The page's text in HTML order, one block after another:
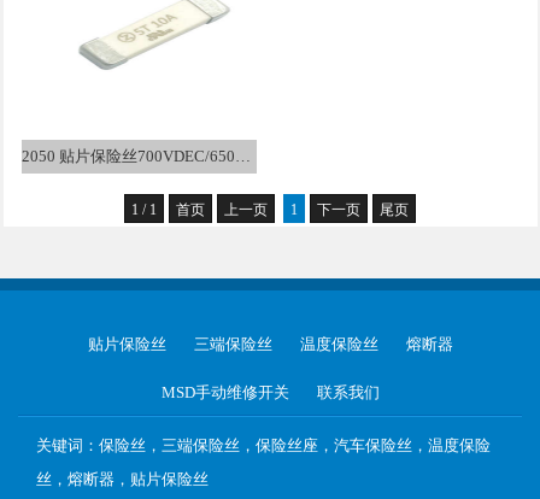
2050 贴片保险丝700VDEC/650VAC/600V/500V
1 / 1 首页 上一页 1 下一页 尾页
贴片保险丝 三端保险丝 温度保险丝 熔断器
MSD手动维修开关 联系我们
关键词：保险丝，三端保险丝，保险丝座，汽车保险丝，温度保险
丝，熔断器，贴片保险丝